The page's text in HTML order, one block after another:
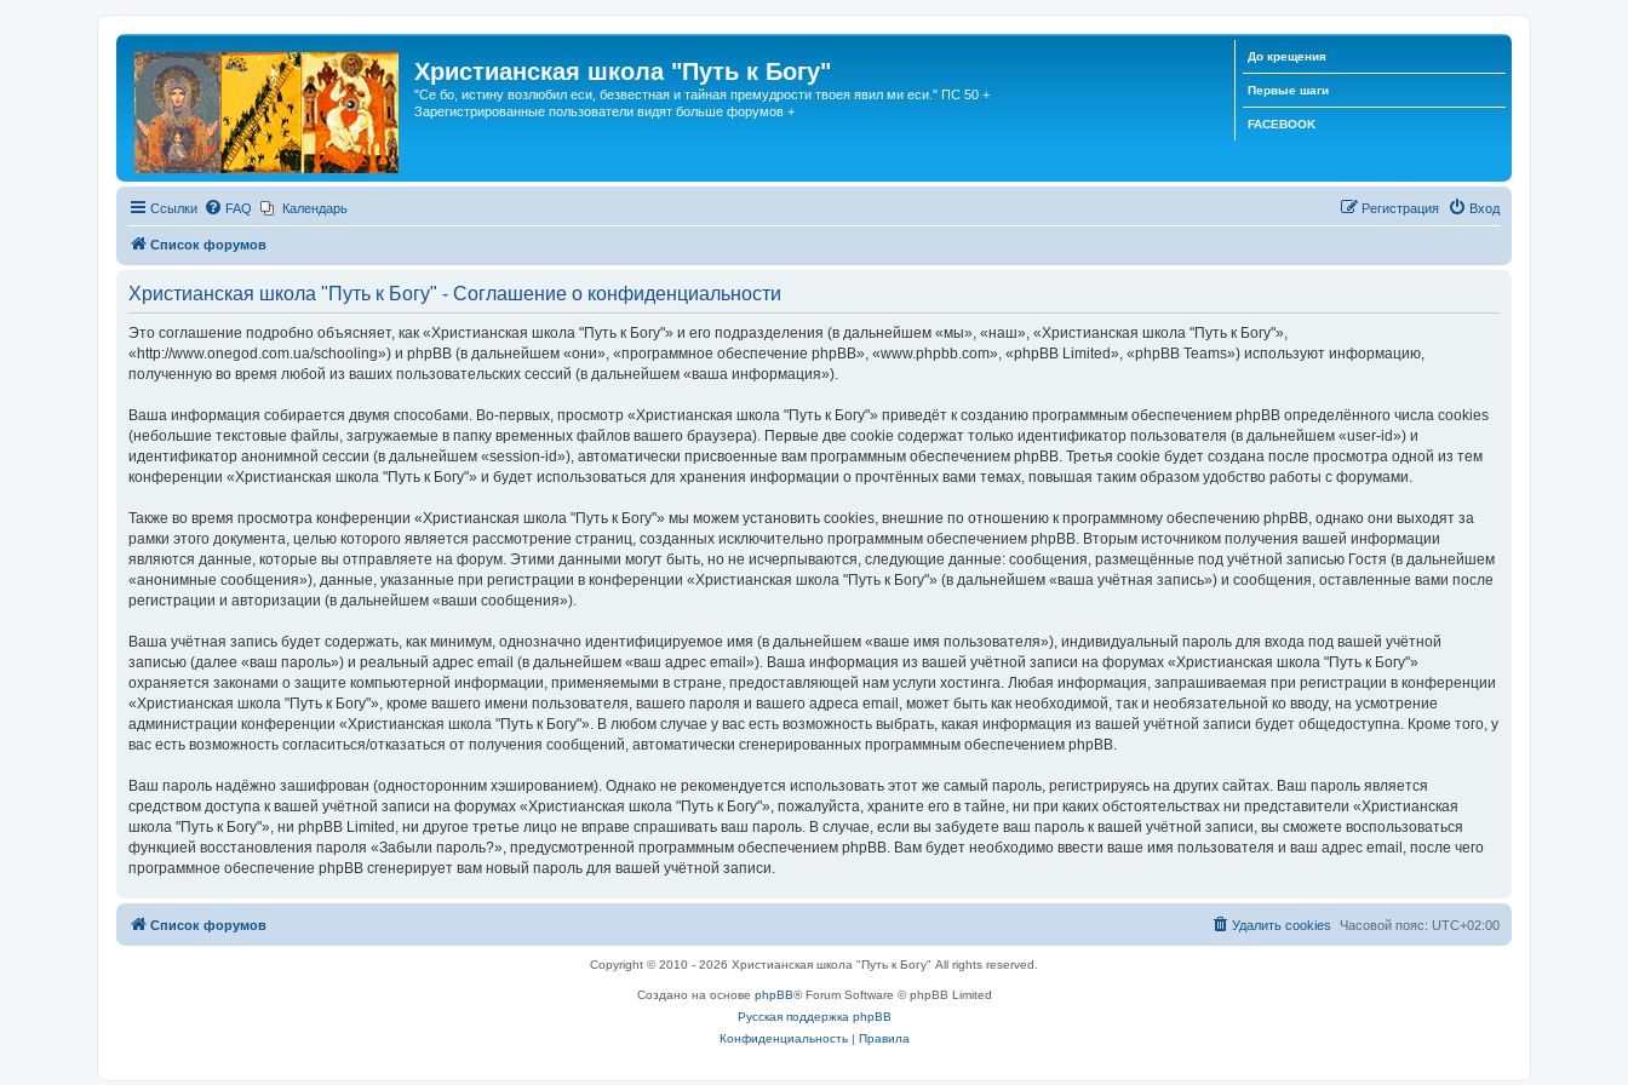
Христианская школа "Путь к Богу"
"Се бо, истину возлюбил еси, безвестная и тайная премудрости твоея явил ми еси." ПС 50 +
Зарегистрированные пользователи видят больше форумов +
До крещения
Первые шаги
FACEBOOK
Ссылки FAQ Календарь Вход
Регистрация
Список форумов
Христианская школа "Путь к Богу" - Соглашение о конфиденциальности
Это соглашение подробно объясняет, как «Христианская школа "Путь к Богу"» и его подразделения (в дальнейшем «мы», «наш», «Христианская школа "Путь к Богу"»,
«http://www.onegod.com.ua/schooling») и phpBB (в дальнейшем «они», «программное обеспечение phpBB», «www.phpbb.com», «phpBB Limited», «phpBB Teams») используют информацию,
полученную во время любой из ваших пользовательских сессий (в дальнейшем «ваша информация»).
Ваша информация собирается двумя способами. Во-первых, просмотр «Христианская школа "Путь к Богу"» приведёт к созданию программным обеспечением phpBB определённого числа cookies
(небольшие текстовые файлы, загружаемые в папку временных файлов вашего браузера). Первые две cookie содержат только идентификатор пользователя (в дальнейшем «user-id») и
идентификатор анонимной сессии (в дальнейшем «session-id»), автоматически присвоенные вам программным обеспечением phpBB. Третья cookie будет создана после просмотра одной из тем
конференции «Христианская школа "Путь к Богу"» и будет использоваться для хранения информации о прочтённых вами темах, повышая таким образом удобство работы с форумами.
Также во время просмотра конференции «Христианская школа "Путь к Богу"» мы можем установить cookies, внешние по отношению к программному обеспечению phpBB, однако они выходят за
рамки этого документа, целью которого является рассмотрение страниц, созданных исключительно программным обеспечением phpBB. Вторым источником получения вашей информации
являются данные, которые вы отправляете на форум. Этими данными могут быть, но не исчерпываются, следующие данные: сообщения, размещённые под учётной записью Гостя (в дальнейшем
«анонимные сообщения»), данные, указанные при регистрации в конференции «Христианская школа "Путь к Богу"» (в дальнейшем «ваша учётная запись») и сообщения, оставленные вами после
регистрации и авторизации (в дальнейшем «ваши сообщения»).
Ваша учётная запись будет содержать, как минимум, однозначно идентифицируемое имя (в дальнейшем «ваше имя пользователя»), индивидуальный пароль для входа под вашей учётной
записью (далее «ваш пароль») и реальный адрес email (в дальнейшем «ваш адрес email»). Ваша информация из вашей учётной записи на форумах «Христианская школа "Путь к Богу"»
охраняется законами о защите компьютерной информации, применяемыми в стране, предоставляющей нам услуги хостинга. Любая информация, запрашиваемая при регистрации в конференции
«Христианская школа "Путь к Богу"», кроме вашего имени пользователя, вашего пароля и вашего адреса email, может быть как необходимой, так и необязательной ко вводу, на усмотрение
администрации конференции «Христианская школа "Путь к Богу"». В любом случае у вас есть возможность выбрать, какая информация из вашей учётной записи будет общедоступна. Кроме того, у
вас есть возможность согласиться/отказаться от получения сообщений, автоматически сгенерированных программным обеспечением phpBB.
Ваш пароль надёжно зашифрован (односторонним хэшированием). Однако не рекомендуется использовать этот же самый пароль, регистрируясь на других сайтах. Ваш пароль является
средством доступа к вашей учётной записи на форумах «Христианская школа "Путь к Богу"», пожалуйста, храните его в тайне, ни при каких обстоятельствах ни представители «Христианская
школа "Путь к Богу"», ни phpBB Limited, ни другое третье лицо не вправе спрашивать ваш пароль. В случае, если вы забудете ваш пароль к вашей учётной записи, вы сможете воспользоваться
функцией восстановления пароля «Забыли пароль?», предусмотренной программным обеспечением phpBB. Вам будет необходимо ввести ваше имя пользователя и ваш адрес email, после чего
программное обеспечение phpBB сгенерирует вам новый пароль для вашей учётной записи.
Список форумов Часовой пояс: UTC+02:00
Удалить cookies
Copyright © 2010 - 2026 Христианская школа "Путь к Богу" All rights reserved.
Создано на основе phpBB® Forum Software © phpBB Limited
Русская поддержка phpBB
Конфиденциальность| Правила